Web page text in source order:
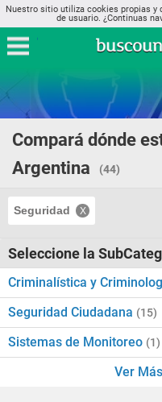
Nuestro sitio utiliza cookies propias y
de usuario. ¿Continuas
Compará dónde
Argentina
(44)
Seguridad
Seleccione la
Criminalística y
Seguridad Ciudadana (15)
Sistemas de Monitoreo (1)
Ver Más